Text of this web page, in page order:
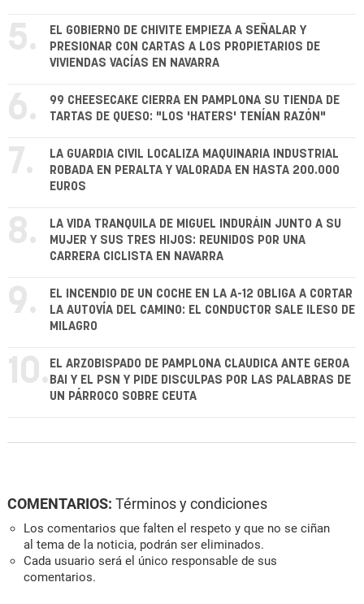
5.
EL GOBIERNO DE CHIVITE EMPIEZA A SEÑALAR Y
PRESIONAR CON CARTAS A LOS PROPIETARIOS DE
VIVIENDAS VACÍAS EN NAVARRA
6.
99 CHEESECAKE CIERRA EN PAMPLONA SU TIENDA DE
TARTAS DE QUESO: "LOS 'HATERS' TENÍAN RAZÓN"
7.
LA GUARDIA CIVIL LOCALIZA MAQUINARIA INDUSTRIAL
ROBADA EN PERALTA Y VALORADA EN HASTA 200.000
EUROS
8.
LA VIDA TRANQUILA DE MIGUEL INDURÁIN JUNTO A SU
MUJER Y SUS TRES HIJOS: REUNIDOS POR UNA
CARRERA CICLISTA EN NAVARRA
9.
EL INCENDIO DE UN COCHE EN LA A-12 OBLIGA A CORTAR
LA AUTOVÍA DEL CAMINO: EL CONDUCTOR SALE ILESO DE
MILAGRO
10. EL ARZOBISPADO DE PAMPLONA CLAUDICA ANTE GEROA
BAI Y EL PSN Y PIDE DISCULPAS POR LAS PALABRAS DE
UN PÁRROCO SOBRE CEUTA
COMENTARIOS: Términos y condiciones
Los comentarios que falten el respeto y que no se ciñan
al tema de la noticia, podrán ser eliminados.
Cada usuario será el único responsable de sus
comentarios.